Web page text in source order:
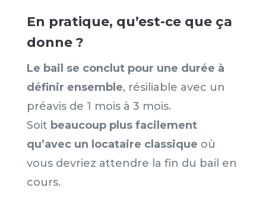
En pratique, qu’est-ce que ça
donne ?
Le bail se conclut pour une durée à
définir ensemble, résiliable avec un
préavis de 1 mois à 3 mois.
Soit beaucoup plus facilement
qu’avec un locataire classique où
vous devriez attendre la fin du bail en
cours.